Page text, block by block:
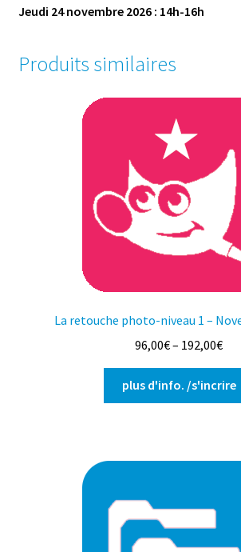
Jeudi 24 novembre 2026 : 14h-16h
Produits similaires
La retouche photo-niveau 1 –
96,00€– 192,00€
plus d'info. /s'incrire